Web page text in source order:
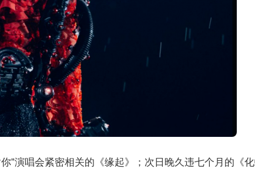
”演唱会紧密相关的《缘起》；次日晚久违七个月的《